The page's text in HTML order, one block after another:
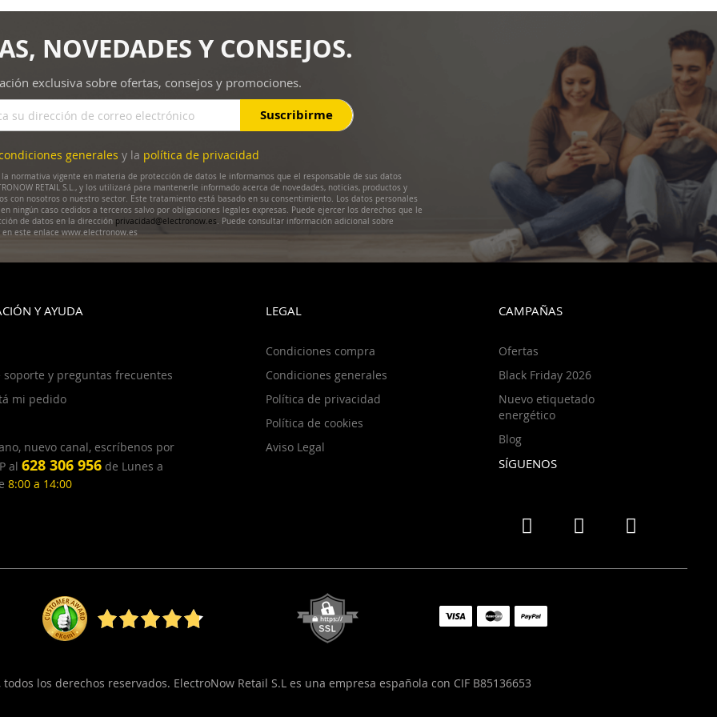
NOVEDADES Y CONSEJOS.
exclusiva sobre ofertas, consejos y promociones.
Suscribirme
generales y la política de privacidad
normativa vigente en materia de protección de datos le informamos que el responsable de sus datos
RETAIL S.L., y los utilizará para mantenerle informado acerca de novedades, noticias, productos y
con nosotros o nuestro sector. Este tratamiento está basado en su consentimiento. Los datos personales
ningún caso cedidos a terceros salvo por obligaciones legales expresas. Puede ejercer los derechos que le
de datos en la dirección privacidad@electronow.es. Puede consultar información adicional sobre
en este enlace www.electronow.es
Y AYUDA
soporte y preguntas frecuentes
mi pedido
nuevo canal, escríbenos por
al 628 306 956de Lunes a
8:00 a 14:00
LEGAL
Condiciones compra
Condiciones generales
Política de privacidad
Política de cookies
Aviso Legal
CAMPAÑAS
Ofertas
Black Friday 2026
Nuevo etiquetado
energético
Blog
SÍGUENOS
los derechos reservados. ElectroNow Retail S.L es una empresa española con CIF B85136653